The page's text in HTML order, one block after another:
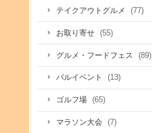
テイクアウトグルメ (77)
お取り寄せ (55)
グルメ・フードフェス (89)
バルイベント (13)
ゴルフ場 (65)
マラソン大会 (7)